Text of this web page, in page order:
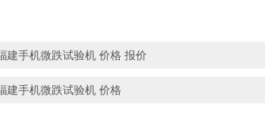
建手机微跌试验机 价格 报价
建手机微跌试验机 价格